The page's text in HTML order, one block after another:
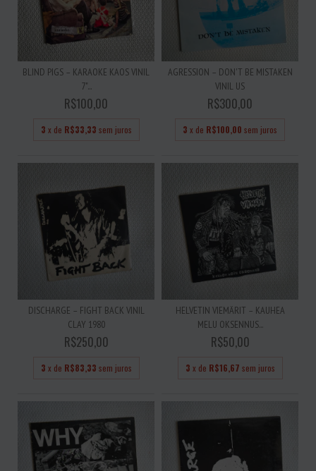
BLIND PIGS – KARAOKE KAOS VINIL
7"...
R$100,00
3 x de R$33,33 sem juros
AGRESSION – DON'T BE MISTAKEN
VINIL US
R$300,00
3 x de R$100,00 sem juros
DISCHARGE – FIGHT BACK VINIL
CLAY 1980
R$250,00
3 x de R$83,33 sem juros
HELVETIN VIEMÄRIT – KAUHEA
MELU OKSENNUS...
R$50,00
3 x de R$16,67 sem juros